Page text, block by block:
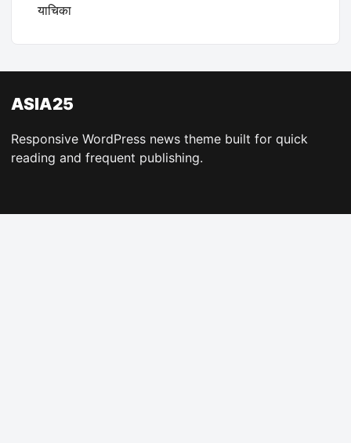
याचिका
ASIA25
Responsive WordPress news theme built for quick
reading and frequent publishing.